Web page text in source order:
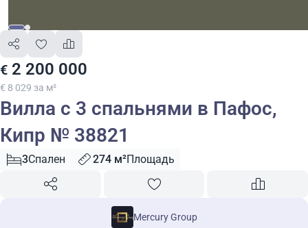
€ 2 200 000
€ 8 029 за м²
Вилла с 3 спальнями в Пафос,
Кипр № 38821
3Спален 274 м²Площадь
Mercury Group